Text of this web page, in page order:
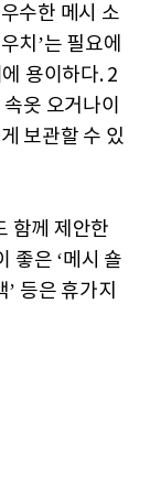
수한 메시 소
치’는 필요에
용이하다. 2
옷 오거나이
보관할 수 있
함께 제안한
좋은 ‘메시 숄
등은 휴가지